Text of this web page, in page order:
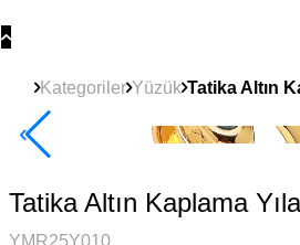
Kategoriler Yüzük Tatika Altın
2+ Ürüne +%10
Tatika Altın Kaplama